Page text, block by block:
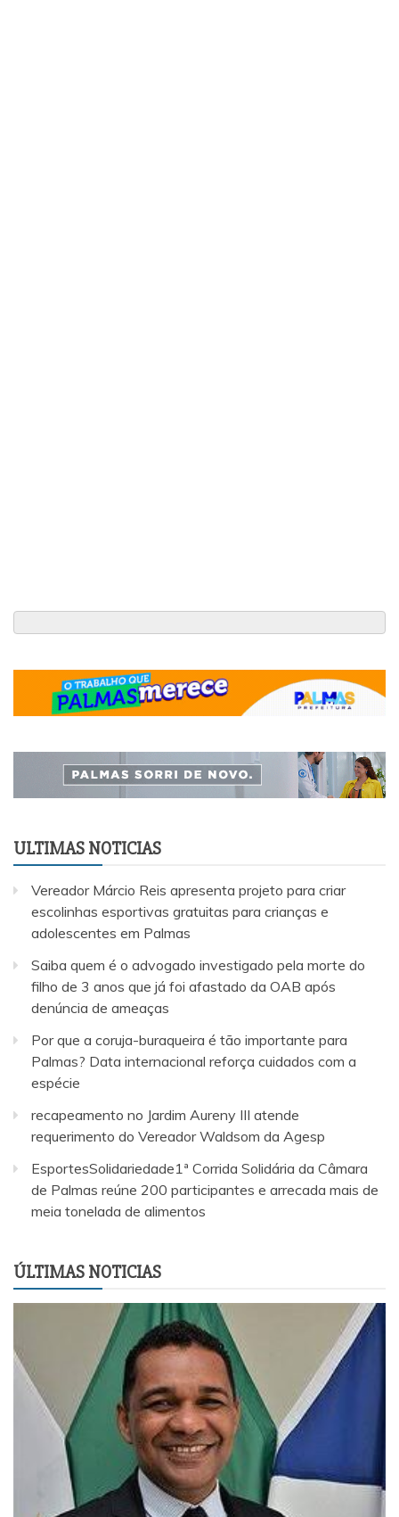
ULTIMAS NOTICIAS
Vereador Márcio Reis apresenta projeto para criar
escolinhas esportivas gratuitas para crianças e
adolescentes em Palmas
Saiba quem é o advogado investigado pela morte do
filho de 3 anos que já foi afastado da OAB após
denúncia de ameaças
Por que a coruja-buraqueira é tão importante para
Palmas? Data internacional reforça cuidados com a
espécie
recapeamento no Jardim Aureny III atende
requerimento do Vereador Waldsom da Agesp
EsportesSolidariedade1ª Corrida Solidária da Câmara
de Palmas reúne 200 participantes e arrecada mais de
meia tonelada de alimentos
ÚLTIMAS NOTICIAS